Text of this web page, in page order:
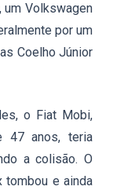
um Volkswagen
por um
Coelho Júnior
o Fiat Mobi,
47 anos, teria
a colisão. O
e ainda